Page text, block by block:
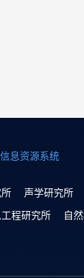
息资源系统
声学研究所
程研究所 自